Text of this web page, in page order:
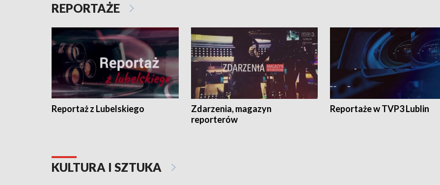
REPORTAŻE
Reportaż z Lubelskiego
Zdarzenia, magazyn
reporterów
Reportaże w TVP3 Lublin
KULTURA I SZTUKA